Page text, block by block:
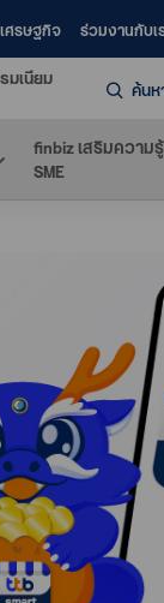
ศรษฐกิจ ร่วมงานกับเ
มเนียม ค้นห
finbiz เสริมความรู้
SME